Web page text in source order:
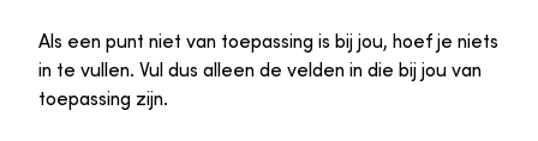
Als een punt niet van toepassing is bij jou, hoef je niets
in te vullen. Vul dus alleen de velden in die bij jou van
toepassing zijn.